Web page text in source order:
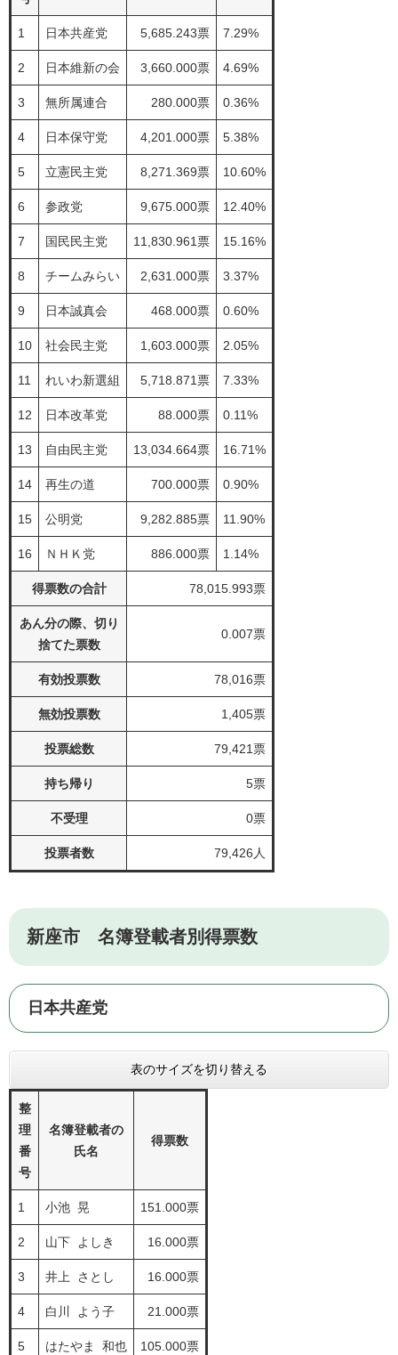
1 日本共産党 5,685.243票 7.29%
2 日本維新の会 3,660.000票 4.69%
3 無所属連合 280.000票 0.36%
4 日本保守党 4,201.000票 5.38%
5 立憲民主党 8,271.369票 10.60%
6 参政党 9,675.000票 12.40%
7 国民民主党 11,830.961票 15.16%
8 チームみらい 2,631.000票 3.37%
9 日本誠真会 468.000票 0.60%
10 社会民主党 1,603.000票 2.05%
11 れいわ新選組 5,718.871票 7.33%
12 日本改革党 88.000票 0.11%
13 自由民主党 13,034.664票 16.71%
14 再生の道 700.000票 0.90%
15 公明党 9,282.885票 11.90%
16 ＮＨＫ党 886.000票 1.14%
得票数の合計 78,015.993票
あん分の際、切り
捨てた票数
0.007票
有効投票数 78,016票
無効投票数 1,405票
投票総数 79,421票
持ち帰り 5票
不受理 0票
投票者数 79,426人
新座市 名簿登載者別得票数
日本共産党
表のサイズを切り替える
整
理
番
号
名簿登載者の
氏名
得票数
1 小池 晃 151.000票
2 山下 よしき 16.000票
3 井上 さとし 16.000票
4 白川 よう子 21.000票
5 はたやま 和也 105.000票